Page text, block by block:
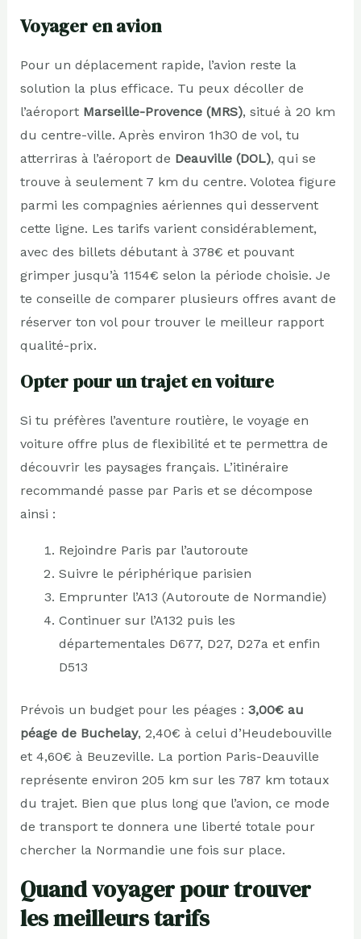
Voyager en avion
Pour un déplacement rapide, l’avion reste la
solution la plus efficace. Tu peux décoller de
l’aéroport Marseille-Provence (MRS), situé à 20 km
du centre-ville. Après environ 1h30 de vol, tu
atterriras à l’aéroport de Deauville (DOL), qui se
trouve à seulement 7 km du centre. Volotea figure
parmi les compagnies aériennes qui desservent
cette ligne. Les tarifs varient considérablement,
avec des billets débutant à 378€ et pouvant
grimper jusqu’à 1154€ selon la période choisie. Je
te conseille de comparer plusieurs offres avant de
réserver ton vol pour trouver le meilleur rapport
qualité-prix.
Opter pour un trajet en voiture
Si tu préfères l’aventure routière, le voyage en
voiture offre plus de flexibilité et te permettra de
découvrir les paysages français. L’itinéraire
recommandé passe par Paris et se décompose
ainsi :
Rejoindre Paris par l’autoroute
Suivre le périphérique parisien
Emprunter l’A13 (Autoroute de Normandie)
Continuer sur l’A132 puis les
départementales D677, D27, D27a et enfin
D513
Prévois un budget pour les péages : 3,00€ au
péage de Buchelay, 2,40€ à celui d’Heudebouville
et 4,60€ à Beuzeville. La portion Paris-Deauville
représente environ 205 km sur les 787 km totaux
du trajet. Bien que plus long que l’avion, ce mode
de transport te donnera une liberté totale pour
chercher la Normandie une fois sur place.
Quand voyager pour trouver
les meilleurs tarifs